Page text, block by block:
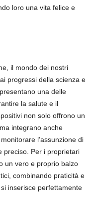
loro una vita felice e
il mondo dei nostri
progressi della scienza e
una delle
la salute e il
non solo offrono un
integrano anche
l’assunzione di
preciso. Per i proprietari
un vero e proprio balzo
combinando praticità e
inserisce perfettamente